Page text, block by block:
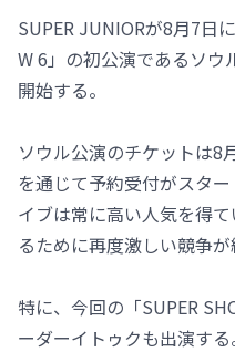
SUPER JUNIORが8月7日
W 6」の初公演であるソウ
開始する。
ソウル公演のチケットは8
を通じて予約受付がスタ
イブは常に高い人気を得
るために再度激しい競争
特に、今回の「SUPER
ーダーイトゥクも出演す